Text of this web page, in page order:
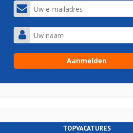
TOPVACATURES